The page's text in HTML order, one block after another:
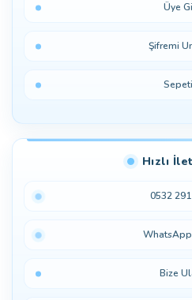
Üye
Şifremi
Hızlı
0532
Bize